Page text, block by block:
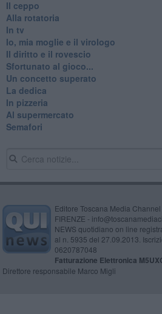
Il ceppo
Alla rotatoria
In tv
Io, mia moglie e il virologo
Il diritto e il rovescio
Sfortunato al gioco...
Un concetto superato
La dedica
In pizzeria
Al supermercato
Semafori
Editore Toscana Media
FIRENZE -
NEWS quotidiano on line
al n. 5935 del 27.09.2013.
0620787048
Fatturazione Elettronica
Direttore responsabile Marco Migli